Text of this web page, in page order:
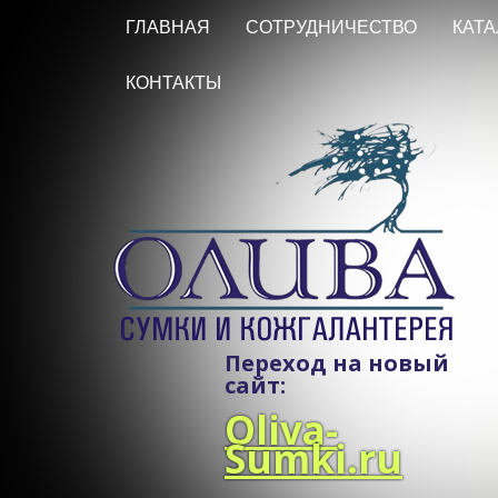
ГЛАВНАЯ СОТРУДНИЧЕСТВО
КОНТАКТЫ
Переход на новый
сайт:
Oliva-
Sumki.ru